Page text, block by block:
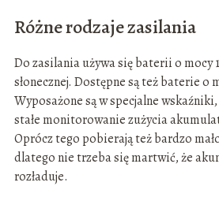
Różne rodzaje zasilania
Do zasilania używa się baterii o mocy
słonecznej. Dostępne są też baterie o
Wyposażone są w specjalne
stałe monitorowanie zużycia
Oprócz tego pobierają też bardzo
dlatego nie trzeba się martwić, że
rozładuje.